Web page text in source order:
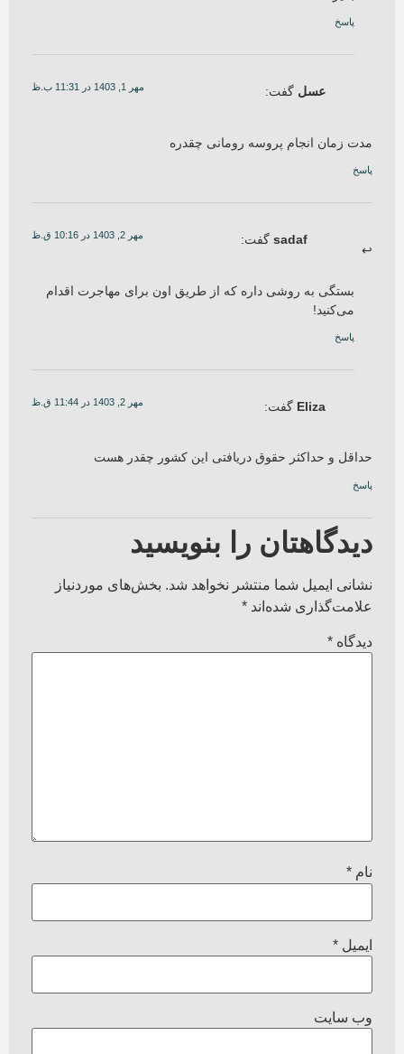
پاسخ
عسل گفت: مهر 1, 1403 در 11:31 ب.ظ
مدت زمان انجام پروسه رومانی چقدره
پاسخ
sadaf گفت: مهر 2, 1403 در 10:16 ق.ظ
بستگی به روشی داره که از طریق اون برای مهاجرت اقدام
می‌کنید!
پاسخ
Eliza گفت: مهر 2, 1403 در 11:44 ق.ظ
حداقل و حداکثر حقوق دریافتی این کشور چقدر هست
پاسخ
دیدگاهتان را بنویسید
نشانی ایمیل شما منتشر نخواهد شد. بخش‌های موردنیاز
علامت‌گذاری شده‌اند *
دیدگاه *
نام *
ایمیل *
وب‌ سایت